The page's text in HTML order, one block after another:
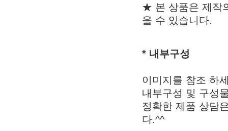
★ 본 상품은 제작
을 수 있습니다.
* 내부구성
이미지를 참조 하
내부구성 및 구성
정확한 제품 상담
다.^^